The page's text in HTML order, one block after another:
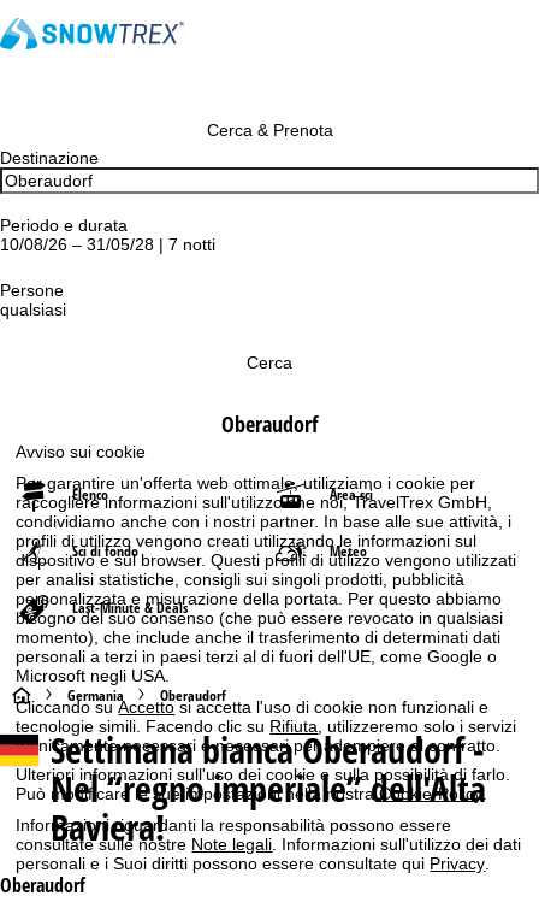
Avviso sui cookie
Per garantire un'offerta web ottimale, utilizziamo i cookie per
raccogliere informazioni sull'utilizzo che noi, TravelTrex GmbH,
condividiamo anche con i nostri partner. In base alle sue attività, i
profili di utilizzo vengono creati utilizzando le informazioni sul
dispositivo e sul browser. Questi profili di utilizzo vengono utilizzati
per analisi statistiche, consigli sui singoli prodotti, pubblicità
personalizzata e misurazione della portata. Per questo abbiamo
bisogno del suo consenso (che può essere revocato in qualsiasi
momento), che include anche il trasferimento di determinati dati
personali a terzi in paesi terzi al di fuori dell'UE, come Google o
Microsoft negli USA.
Cliccando suAccettosi accetta l'uso di cookie non funzionali e
tecnologie simili. Facendo clic su Rifiuta , utilizzeremo solo i servizi
tecnicamente necessari e necessari per adempiere al contratto.
Ulteriori informazioni sull'uso dei cookie e sulla possibilità di farlo.
Può modificare le sue impostazioni nella nostraCookie-Policy.
Informazioni riguardanti la responsabilità possono essere
consultate sulle nostre Note legali . Informazioni sull'utilizzo dei dati
personali e i Suoi diritti possono essere consultate qui Privacy
Cerca & Prenota
Destinazione
Periodo e durata
10/08/26 – 31/05/28 | 7 notti
Persone
qualsiasi
Cerca
Oberaudorf
Elenco Area sci
Sci di fondo Meteo
Last-Minute & Deals
H
o
m
e
p
Germania Oberaudorf
Settimana biancaOberaudorf -
Nel “regno imperiale” dell'Alta
Baviera!
Oberaudorf